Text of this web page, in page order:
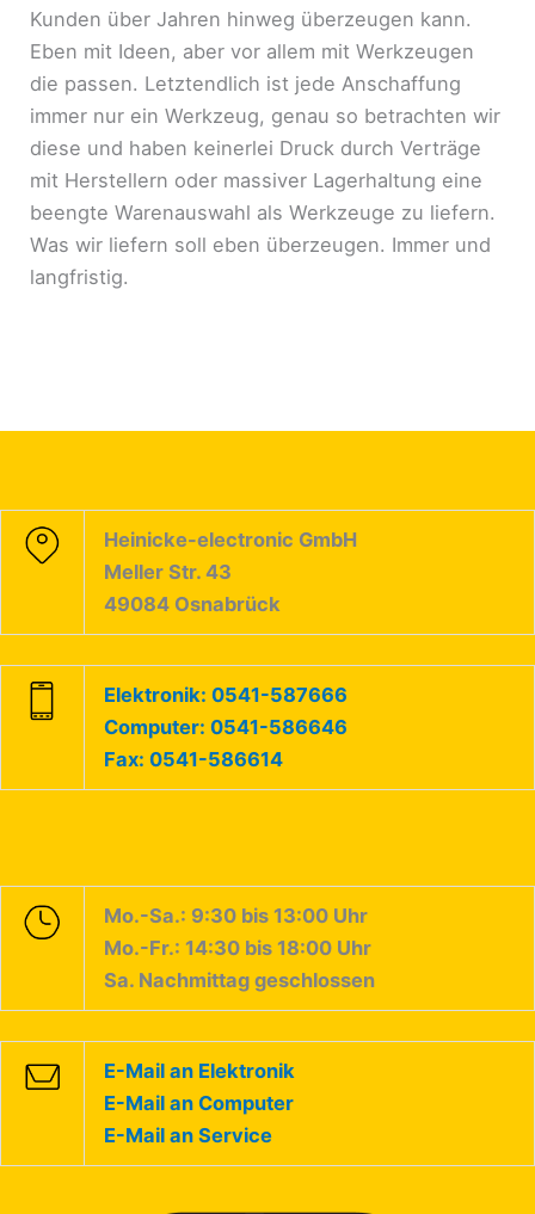
Kunden über Jahren hinweg überzeugen kann.
Eben mit Ideen, aber vor allem mit Werkzeugen
die passen. Letztendlich ist jede Anschaffung
immer nur ein Werkzeug, genau so betrachten wir
diese und haben keinerlei Druck durch Verträge
mit Herstellern oder massiver Lagerhaltung eine
beengte Warenauswahl als Werkzeuge zu liefern.
Was wir liefern soll eben überzeugen. Immer und
langfristig.
Heinicke-electronic GmbH
Meller Str. 43
49084 Osnabrück
Elektronik: 0541-587666
Computer: 0541-586646
Fax: 0541-586614
Mo.-Sa.: 9:30 bis 13:00 Uhr
Mo.-Fr.: 14:30 bis 18:00 Uhr
Sa. Nachmittag geschlossen
E-Mail an Elektronik
E-Mail an Computer
E-Mail an Service